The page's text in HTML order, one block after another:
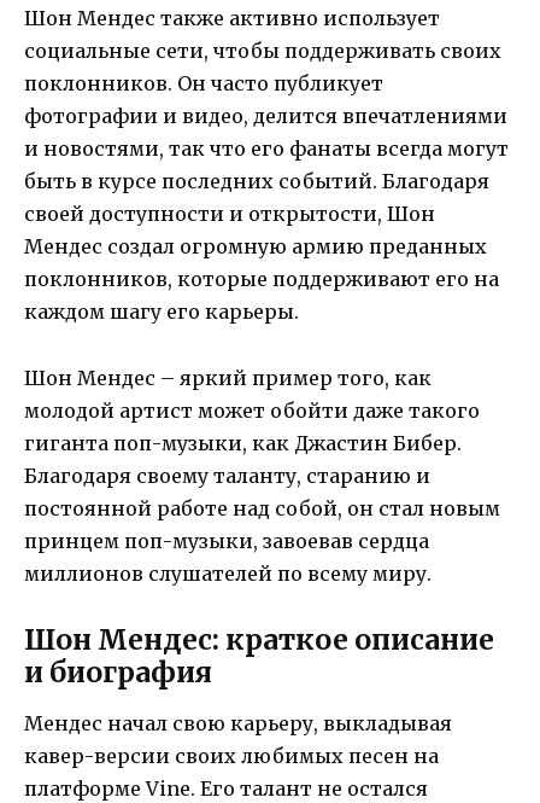
Шон Мендес также активно использует
социальные сети, чтобы поддерживать своих
поклонников. Он часто публикует
фотографии и видео, делится впечатлениями
и новостями, так что его фанаты всегда могут
быть в курсе последних событий. Благодаря
своей доступности и открытости, Шон
Мендес создал огромную армию преданных
поклонников, которые поддерживают его на
каждом шагу его карьеры.
Шон Мендес – яркий пример того, как
молодой артист может обойти даже такого
гиганта поп-музыки, как Джастин Бибер.
Благодаря своему таланту, старанию и
постоянной работе над собой, он стал новым
принцем поп-музыки, завоевав сердца
миллионов слушателей по всему миру.
Шон Мендес: краткое описание
и биография
Мендес начал свою карьеру, выкладывая
кавер-версии своих любимых песен на
платформе Vine. Его талант не остался